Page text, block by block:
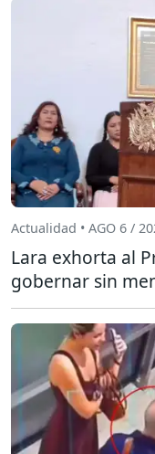
Actualidad • AGO 6 /
Lara exhorta al
gobernar sin